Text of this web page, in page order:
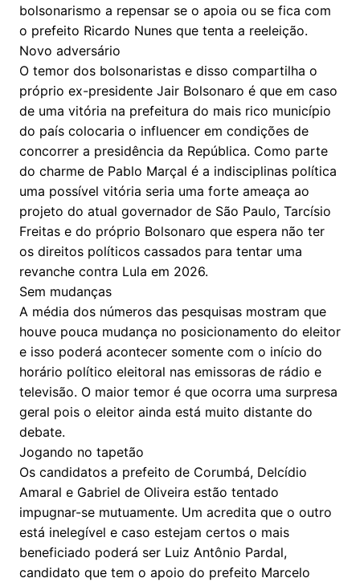
bolsonarismo a repensar se o apoia ou se fica com
o prefeito Ricardo Nunes que tenta a reeleição.
Novo adversário
O temor dos bolsonaristas e disso compartilha o
próprio ex-presidente Jair Bolsonaro é que em caso
de uma vitória na prefeitura do mais rico município
do país colocaria o influencer em condições de
concorrer a presidência da República. Como parte
do charme de Pablo Marçal é a indisciplinas política
uma possível vitória seria uma forte ameaça ao
projeto do atual governador de São Paulo, Tarcísio
Freitas e do próprio Bolsonaro que espera não ter
os direitos políticos cassados para tentar uma
revanche contra Lula em 2026.
Sem mudanças
A média dos números das pesquisas mostram que
houve pouca mudança no posicionamento do eleitor
e isso poderá acontecer somente com o início do
horário político eleitoral nas emissoras de rádio e
televisão. O maior temor é que ocorra uma surpresa
geral pois o eleitor ainda está muito distante do
debate.
Jogando no tapetão
Os candidatos a prefeito de Corumbá, Delcídio
Amaral e Gabriel de Oliveira estão tentado
impugnar-se mutuamente. Um acredita que o outro
está inelegível e caso estejam certos o mais
beneficiado poderá ser Luiz Antônio Pardal,
candidato que tem o apoio do prefeito Marcelo